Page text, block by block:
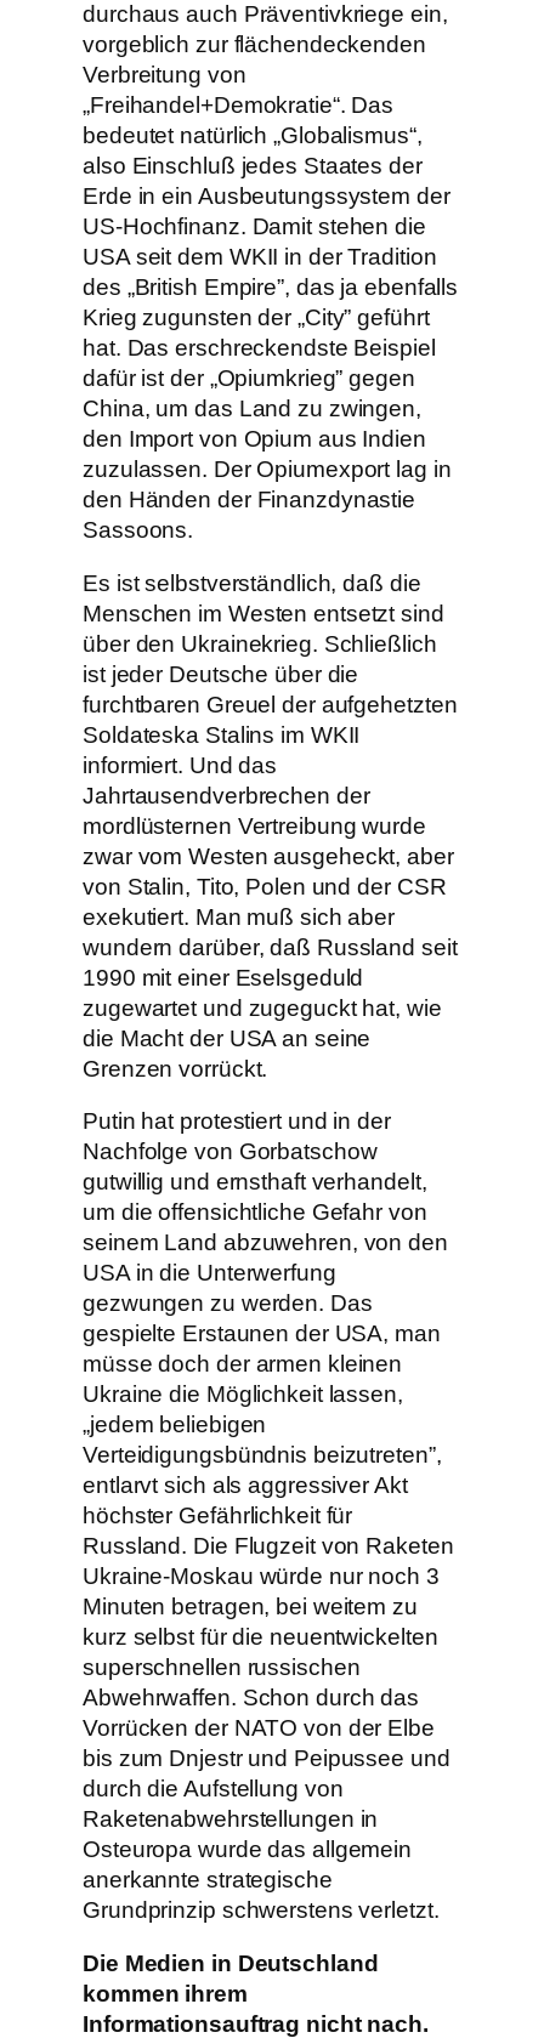
durchaus auch Präventivkriege ein,
vorgeblich zur flächendeckenden
Verbreitung von
„Freihandel+Demokratie“. Das
bedeutet natürlich „Globalismus“,
also Einschluß jedes Staates der
Erde in ein Ausbeutungssystem der
US-Hochfinanz. Damit stehen die
USA seit dem WKII in der Tradition
des „British Empire”, das ja ebenfalls
Krieg zugunsten der „City” geführt
hat. Das erschreckendste Beispiel
dafür ist der „Opiumkrieg” gegen
China, um das Land zu zwingen,
den Import von Opium aus Indien
zuzulassen. Der Opiumexport lag in
den Händen der Finanzdynastie
Sassoons.
Es ist selbstverständlich, daß die
Menschen im Westen entsetzt sind
über den Ukrainekrieg. Schließlich
ist jeder Deutsche über die
furchtbaren Greuel der aufgehetzten
Soldateska Stalins im WKII
informiert. Und das
Jahrtausendverbrechen der
mordlüsternen Vertreibung wurde
zwar vom Westen ausgeheckt, aber
von Stalin, Tito, Polen und der CSR
exekutiert. Man muß sich aber
wundern darüber, daß Russland seit
1990 mit einer Eselsgeduld
zugewartet und zugeguckt hat, wie
die Macht der USA an seine
Grenzen vorrückt.
Putin hat protestiert und in der
Nachfolge von Gorbatschow
gutwillig und ernsthaft verhandelt,
um die offensichtliche Gefahr von
seinem Land abzuwehren, von den
USA in die Unterwerfung
gezwungen zu werden. Das
gespielte Erstaunen der USA, man
müsse doch der armen kleinen
Ukraine die Möglichkeit lassen,
„jedem beliebigen
Verteidigungsbündnis beizutreten”,
entlarvt sich als aggressiver Akt
höchster Gefährlichkeit für
Russland. Die Flugzeit von Raketen
Ukraine-Moskau würde nur noch 3
Minuten betragen, bei weitem zu
kurz selbst für die neuentwickelten
superschnellen russischen
Abwehrwaffen. Schon durch das
Vorrücken der NATO von der Elbe
bis zum Dnjestr und Peipussee und
durch die Aufstellung von
Raketenabwehrstellungen in
Osteuropa wurde das allgemein
anerkannte strategische
Grundprinzip schwerstens verletzt.
Die Medien in Deutschland
kommen ihrem
Informationsauftrag nicht nach.